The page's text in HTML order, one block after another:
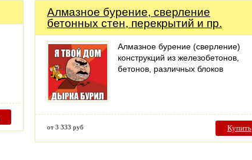
Алмазное бурение, cверление
бетонных стен, перекрытий и пр.
Алмазное бурение (сверление)
конструкций из железобетонов,
бетонов, различных блоков
от 3 333 руб Купить